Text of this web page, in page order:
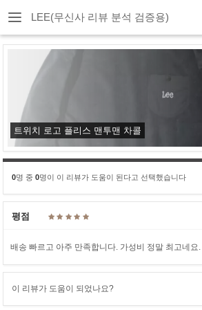
LEE(무신사 리뷰 분석 검증용)
트위치 로고 플리스 맨투맨 차콜
0명 중 0명이 이 리뷰가 도움이 된다고 선택했습니다
평점
배송 빠르고 아주 만족합니다. 가성비 정말 최고네요.
이 리뷰가 도움이 되었나요?